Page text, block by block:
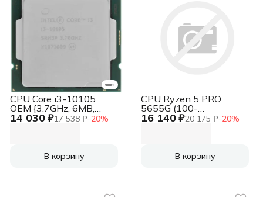
14 030 ₽17 538 ₽−20%
CPU Core i3-10105
OEM {3.7GHz, 6MB,
LGA1200}
В корзину
16 140 ₽20 175 ₽−20%
CPU Ryzen 5 PRO
5655G (100-
000001513) {6C/12T,
В корзину